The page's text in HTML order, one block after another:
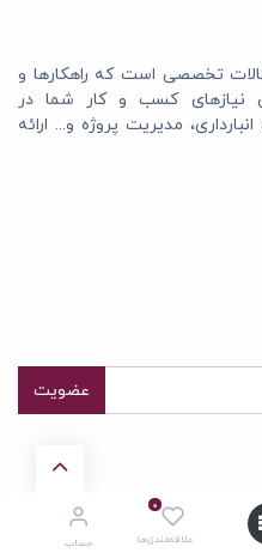
0
علاقه‌مندی‌ها حساب
تخصصی است که راهکارها و
نیازهای کسب و کار شما در
مدیریت پروژه و... ارائه
عضویت